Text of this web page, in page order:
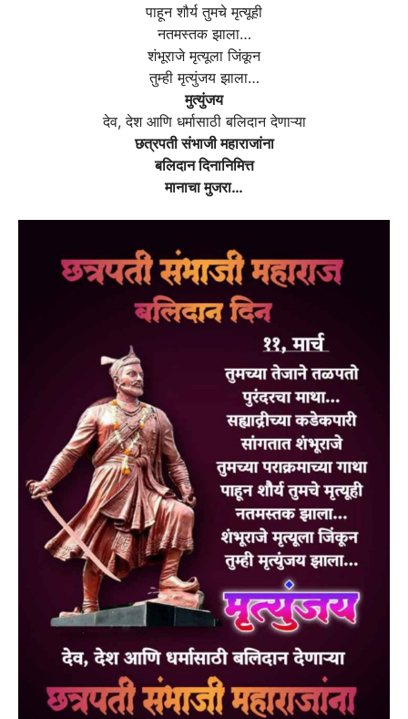
पाहून शौर्य तुमचे मृत्यूही
नतमस्तक झाला…
शंभूराजे मृत्यूला जिंकून
तुम्ही मृत्युंजय झाला…
मुत्युंजय
देव, देश आणि धर्मासाठी बलिदान देणाऱ्या
छत्रपती संभाजी महाराजांना
बलिदान दिनानिमित्त
मानाचा मुजरा…